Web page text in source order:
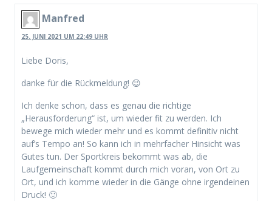
Manfred
25. JUNI 2021 UM 22:49 UHR
Liebe Doris,
danke für die Rückmeldung! 😉
Ich denke schon, dass es genau die richtige
„Herausforderung“ ist, um wieder fit zu werden. Ich
bewege mich wieder mehr und es kommt definitiv nicht
auf’s Tempo an! So kann ich in mehrfacher Hinsicht was
Gutes tun. Der Sportkreis bekommt was ab, die
Laufgemeinschaft kommt durch mich voran, von Ort zu
Ort, und ich komme wieder in die Gänge ohne irgendeinen
Druck! 🙂